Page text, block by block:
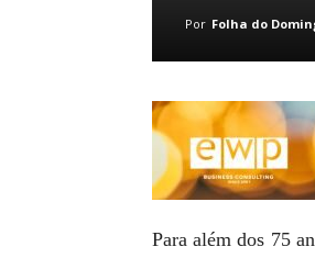
Por Folha do
Para além dos 75